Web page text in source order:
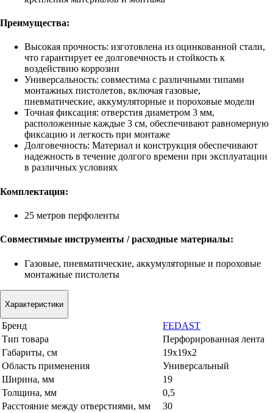
Преимущества:
Высокая прочность: изготовлена из оцинкованной стали,
что гарантирует ее долговечность и стойкость к
воздействию коррозии
Универсальность: совместима с различными типами
монтажных пистолетов, включая газовые,
пневматические, аккумуляторные и пороховые модели
Точная фиксация: отверстия диаметром 3 мм,
расположенные каждые 3 см, обеспечивают равномерную
фиксацию и легкость при монтаже
Долговечность: Материал и конструкция обеспечивают
надежность в течение долгого времени при эксплуатации
в различных условиях
Комплектация:
25 метров перфоленты
Совместимые инструменты / расходные материалы:
Газовые, пневматические, аккумуляторные и пороховые
монтажные пистолеты
Характеристики
Бренд
FEDAST
Тип товара
Перфорированная лента
Габариты, см
19x19x2
Область применения
Универсальный
Ширина, мм
19
Толщина, мм
0,5
Расстояние между отверстиями, мм
30